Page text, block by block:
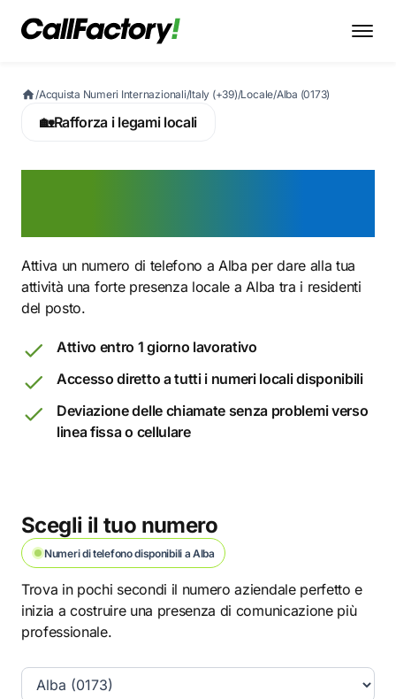
/Acquista Numeri Internazionali/Italy (+39)/Locale/Alba (0173)
🏡Rafforza i legami locali
Attiva un numero di telefono a Alba per dare alla tua
attività una forte presenza locale a Alba tra i residenti
del posto.
Attivo entro 1 giorno lavorativo
Accesso diretto a tutti i numeri locali disponibili
Deviazione delle chiamate senza problemi verso
linea fissa o cellulare
Scegli il tuo numero
Numeri di telefono disponibili a Alba
Trova in pochi secondi il numero aziendale perfetto e
inizia a costruire una presenza di comunicazione più
professionale.